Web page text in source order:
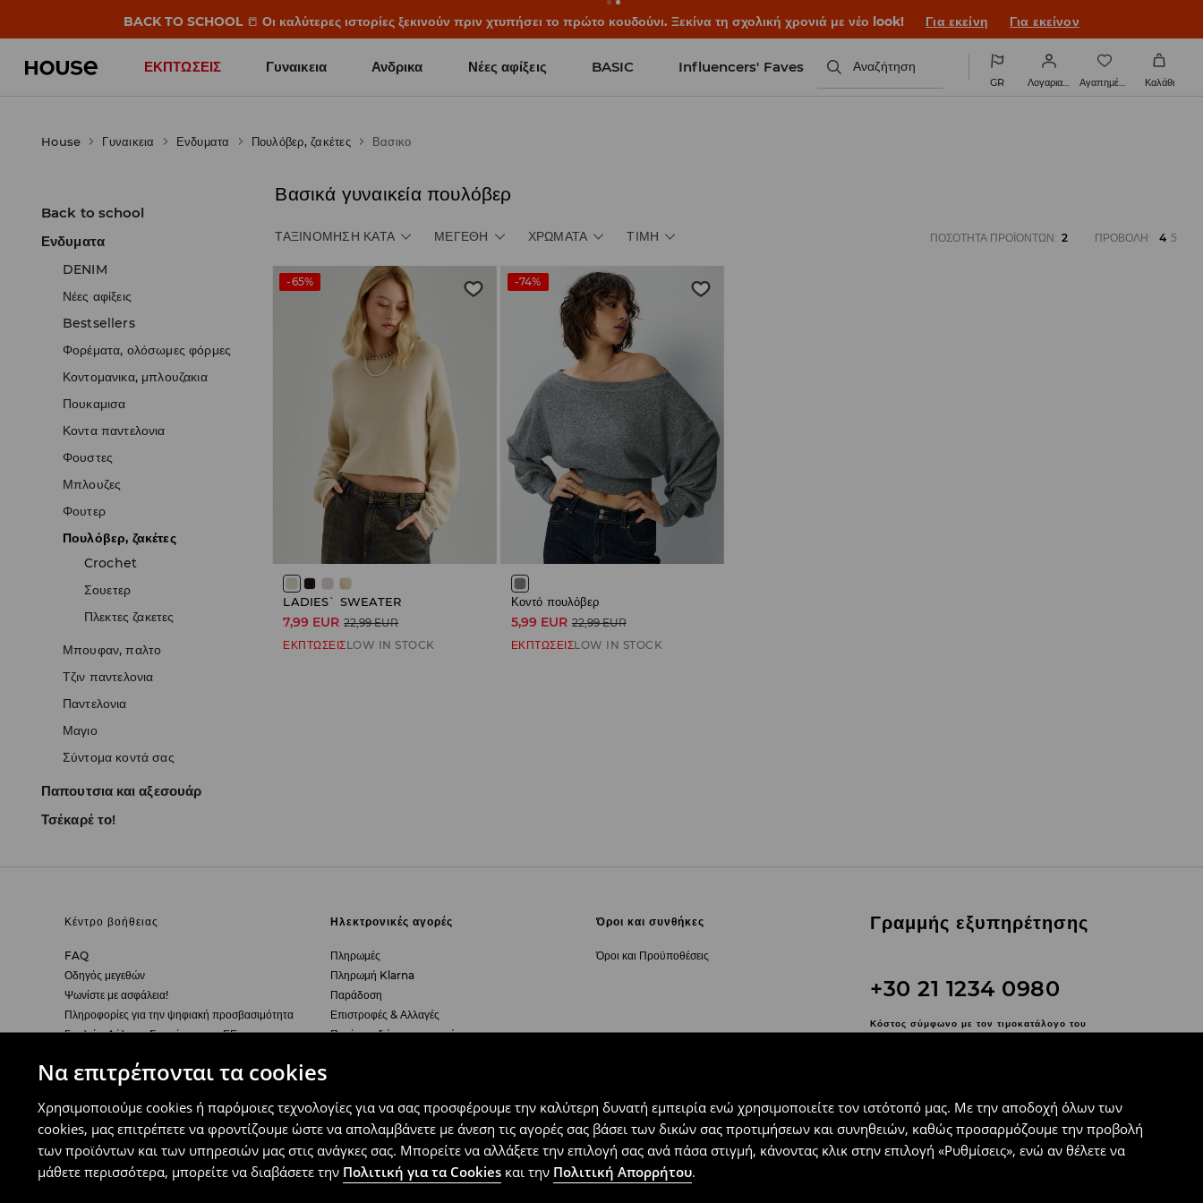
Να επιτρέπονται τα cookies
Χρησιμοποιούμε cookies ή παρόμοιες τεχνολογίες για να σας προσφέρουμε την καλύτερη δυνατή εμπειρία ενώ χρησιμοποιείτε τον ιστότοπό μας. Με την αποδοχή όλων των
cookies, μας επιτρέπετε να φροντίζουμε ώστε να απολαμβάνετε με άνεση τις αγορές σας βάσει των δικών σας προτιμήσεων και συνηθειών, καθώς προσαρμόζουμε την προβολή
των προϊόντων και των υπηρεσιών μας στις ανάγκες σας. Μπορείτε να αλλάξετε την επιλογή σας ανά πάσα στιγμή, κάνοντας κλικ στην επιλογή «Ρυθμίσεις», ενώ αν θέλετε να
μάθετε περισσότερα, μπορείτε να διαβάσετε την Πολιτική για τα Cookies και την Πολιτική Απορρήτου.
BACK TO SCHOOL 📒 Οι καλύτερες ιστορίες ξεκινούν πριν χτυπήσει το πρώτο κουδούνι. Ξεκίνα τη σχολική χρονιά με νέο look! Για εκείνη Για εκείνον
ΕΚΠΤΩΣΕΙΣ Γυναικεια Ανδρικα Νέες αφίξεις BASIC Influencers' Faves Αναζήτηση
GR Λογαριασμός Αγαπημένα Καλάθι
House Γυναικεια Ενδυματα Πουλόβερ, ζακέτες Βασικο
Back to school
Ενδυματα
DENIM
Νέες αφίξεις
Bestsellers
Φορέματα, ολόσωμες φόρμες
Κοντομανικα, μπλουζακια
Πουκαμισα
Κοντα παντελονια
Φουστες
Μπλουζες
Φουτερ
Πουλόβερ, ζακέτες
Crochet
Σουετερ
Πλεκτες ζακετες
Μπουφαν, παλτο
Τζιν παντελονια
Παντελονια
Μαγιο
Σύντομα κοντά σας
Παπουτσια και αξεσουάρ
Τσέκαρέ το!
Βασικά γυναικεία πουλόβερ
ΤΑΞΙΝΌΜΗΣΗ ΚΑΤΆ ΜΕΓΈΘΗ ΧΡΏΜΑΤΑ ΤΙΜΉ ΠΟΣΌΤΗΤΑ ΠΡΟΪΌΝΤΩΝ: 2 ΠΡΟΒΟΛΉ: 4 5
-65%
LADIES` SWEATER
7,99 EUR 22,99 EUR
ΕΚΠΤΩΣΕΙΣLOW IN STOCK
-74%
Κοντό πουλόβερ
5,99 EUR 22,99 EUR
ΕΚΠΤΩΣΕΙΣLOW IN STOCK
Κέντρο βοήθειας
FAQ
Οδηγός μεγεθών
Ψωνίστε με ασφάλεια!
Πληροφορίες για την ψηφιακή προσβασιμότητα
Γυαλιά - Δήλωση Συμμόρφωσης ΕΕ
Ηλεκτρονικές αγορές
Πληρωμές
Πληρωμή Klarna
Παράδοση
Επιστροφές & Αλλαγές
Πατήστε εδώ για υπαναχώρηση
Όροι και συνθήκες
Όροι και Προϋποθέσεις
Πολιτική Απορρήτου
Πολιτική Απορρήτου
Πολιτική cookies
Ρυθμίσεις Cookies
Σχετικά με εμάς
Press Room
Καριέρα
Γραμμής εξυπηρέτησης
+30 21 1234 0980
Κόστος σύμφωνο με τον τιμοκατάλογο του
τηλεφωνικού σας παρόχου
Χρησιμοποιήστε τη φόρμα
επικοινωνίας
Ακολουθήστε μας